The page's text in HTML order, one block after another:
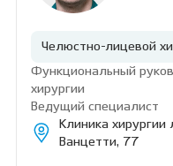
Челюстно-лицевой
Функциональный
хирургии
Ведущий специалист
Клиника
Ванцетти, 77